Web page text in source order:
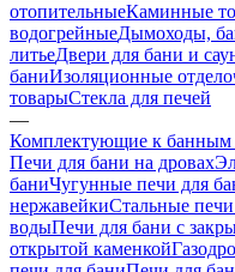
отопительныеКаминные
водогрейныеДымоходы,
литьеДвери для бани и
баниИзоляционные
товарыСтекла для печей
—
Комплектующие к банным
Печи для бани на дровах
баниЧугунные печи для
нержавейкиСтальные
водыПечи для бани с
открытой каменкой